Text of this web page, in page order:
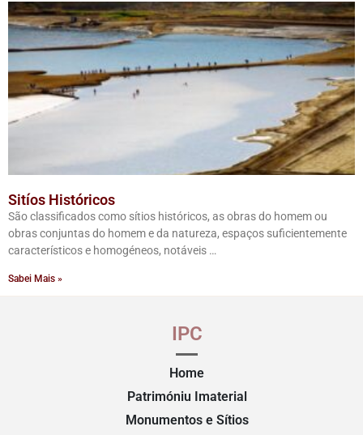
Sitíos Históricos
São classificados como sítios históricos, as obras do homem ou
obras conjuntas do homem e da natureza, espaços suficientemente
característicos e homogéneos, notáveis …
Sabei Mais »
IPC
Home
Patrimóniu Imaterial
Monumentos e Sítios